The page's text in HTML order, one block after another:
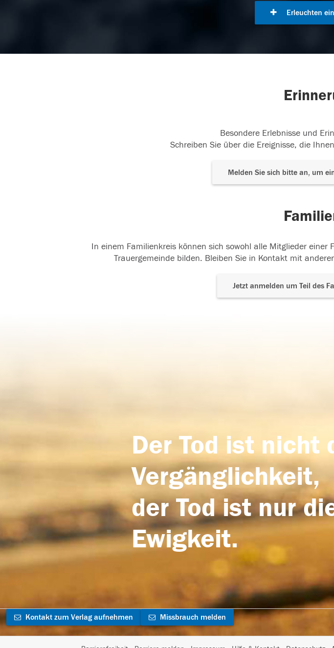
Erleuchten
Besondere Erlebnisse und
Schreiben Sie über die Ereignisse, die
Melden Sie sich bitte an, um
In einem Familienkreis können sich sowohl alle Mitglieder
Trauergemeinde bilden. Bleiben Sie in Kontakt mit
Jetzt anmelden um Teil des
Der Tod ist nicht
Vergänglichkeit,
der Tod ist nur
Ewigkeit.
Kontakt zum Verlag aufnehmen Missbrauch melden